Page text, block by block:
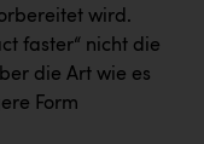
wird.
faster“ nicht die
die Art wie es
Form